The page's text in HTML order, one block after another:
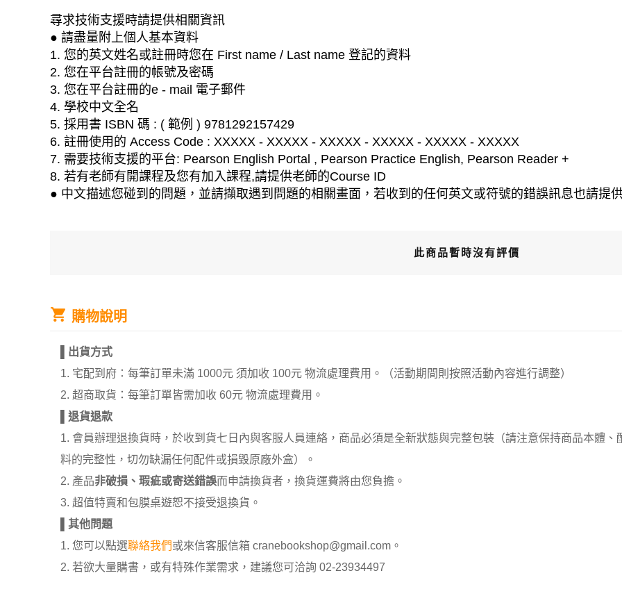
尋求技術支援時請提供相關資訊
● 請盡量附上個人基本資料
1. 您的英文姓名或註冊時您在 First name / Last name 登記的資料
2. 您在平台註冊的帳號及密碼
3. 您在平台註冊的e - mail 電子郵件
4. 學校中文全名
5. 採用書 ISBN 碼 : ( 範例 ) 9781292157429
6. 註冊使用的 Access Code : XXXXX - XXXXX - XXXXX - XXXXX - XXXXX - XXXXX
7. 需要技術支援的平台: Pearson English Portal , Pearson Practice English, Pearson Reader +
8. 若有老師有開課程及您有加入課程,請提供老師的Course ID
● 中文描述您碰到的問題，並請擷取遇到問題的相關畫面，若收到的任何英文或符號的錯誤訊息也請提
此商品暫時沒有評價
購物說明
出貨方式
1. 宅配到府：每筆訂單未滿 1000元 須加收 100元 物流處理費用。（活動期間則按照活動內容進行調整）
2. 超商取貨：每筆訂單皆需加收 60元 物流處理費用。
退貨退款
1. 會員辦理退換貨時，於收到貨七日內與客服人員連絡，商品必須是全新狀態與完整包裝（請注意保持商品本體
料的完整性，切勿缺漏任何配件或損毀原廠外盒）。
2. 產品非破損、瑕疵或寄送錯誤而申請換貨者，換貨運費將由您負擔。
3. 超值特賣和包膜桌遊恕不接受退換貨。
其他問題
1. 您可以點選聯絡我們或來信客服信箱 cranebookshop@gmail.com。
2. 若欲大量購書，或有特殊作業需求，建議您可洽詢 02-23934497